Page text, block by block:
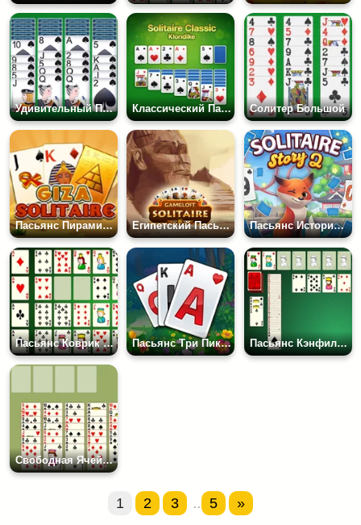
Удивительный Пасьянс Паук Классический Пасьянс - Клондайк Солитер Большой
Пасьянс Пирамида: Гиза Египетский Пасьянс Пасьянс История: Три Пика 2
Пасьянс Коврик Простой Пасьянс Три Пика Сад Пасьянс Кэнфилд: Три Колоды
Свободная Ячейка Паноидл
1 2 3 .. 5 »